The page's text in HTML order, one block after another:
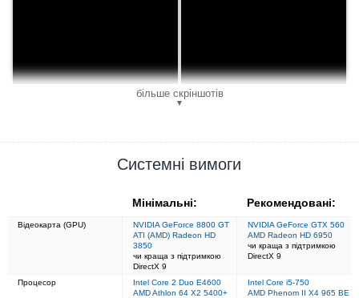
більше скріншотів
▼
Системні вимоги
Мінімальні: Рекомендовані:
Відеокарта (GPU)
NVIDIA GeForce 8800 GT
ATI (AMD) Radeon HD
3850
чи краща з підтримкою
DirectX 9
NVIDIA GeForce GTX 560
AMD Radeon HD 6950
чи краща з підтримкою
DirectX 9
Процесор
Intel Core 2 Duo E4600
AMD Athlon 64 X2 5400+
Intel Core i5-750
AMD Phenom II X4 965 BE